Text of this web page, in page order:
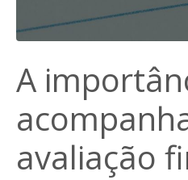
A
avaliação